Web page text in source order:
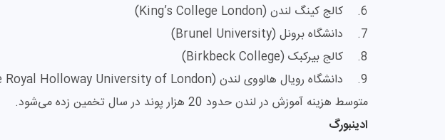
6. کالج کینگ لندن (King’s College London)
7. دانشگاه برونل (Brunel University)
8. کالج بیرکبک (Birkbeck College)
9. دانشگاه رویال هالووی لندن (The Royal Holloway University of London)
متوسط هزینه آموزش در لندن حدود 20 هزار پوند در سال تخمین زده می‌شود.
ادینبورگ